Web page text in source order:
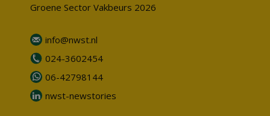
Groene Sector Vakbeurs 2026
info@nwst.nl
024-3602454
06-42798144
nwst-newstories